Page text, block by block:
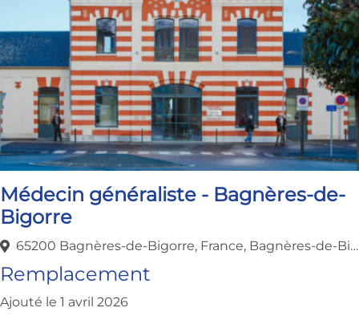
Médecin généraliste - Bagnères-de-
Bigorre
65200 Bagnères-de-Bigorre, France, Bagnères-de-Bigorre, Occitanie, France
Remplacement
Ajouté le 1 avril 2026